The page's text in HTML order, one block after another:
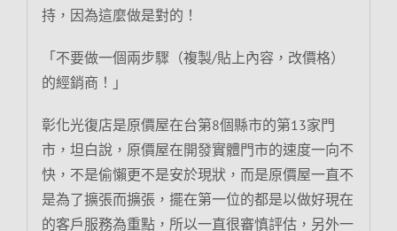
持，因為這麼做是對的！
「不要做一個兩步驟（複製/貼上內容，改價格）
的經銷商！」
彰化光復店是原價屋在台第8個縣市的第13家門
市，坦白說，原價屋在開發實體門市的速度一向不
快，不是偷懶更不是安於現狀，而是原價屋一直不
是為了擴張而擴張，擺在第一位的都是以做好現在
的客戶服務為重點，所以一直很審慎評估，另外一